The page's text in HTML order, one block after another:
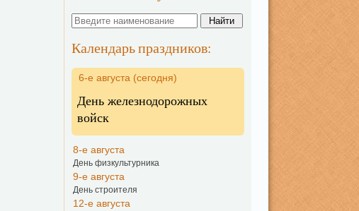
Календарь праздников:
6-е августа (сегодня)
День железнодорожных
войск
8-е августа
День физкультурника
9-е августа
День строителя
12-е августа